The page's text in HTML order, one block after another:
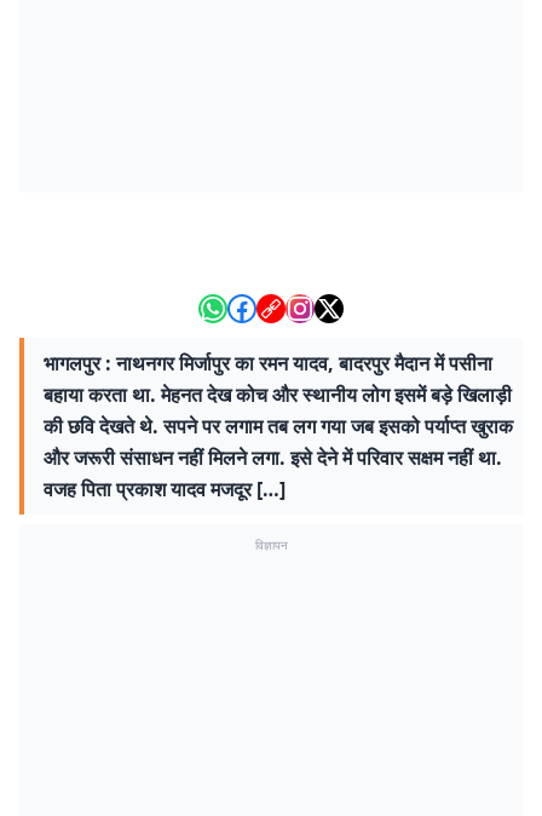
भागलपुर : नाथनगर मिर्जापुर का रमन यादव, बादरपुर मैदान में पसीना
बहाया करता था. मेहनत देख कोच और स्थानीय लोग इसमें बड़े खिलाड़ी
की छवि देखते थे. सपने पर लगाम तब लग गया जब इसको पर्याप्त खुराक
और जरूरी संसाधन नहीं मिलने लगा. इसे देने में परिवार सक्षम नहीं था.
वजह पिता प्रकाश यादव मजदूर […]
विज्ञापन